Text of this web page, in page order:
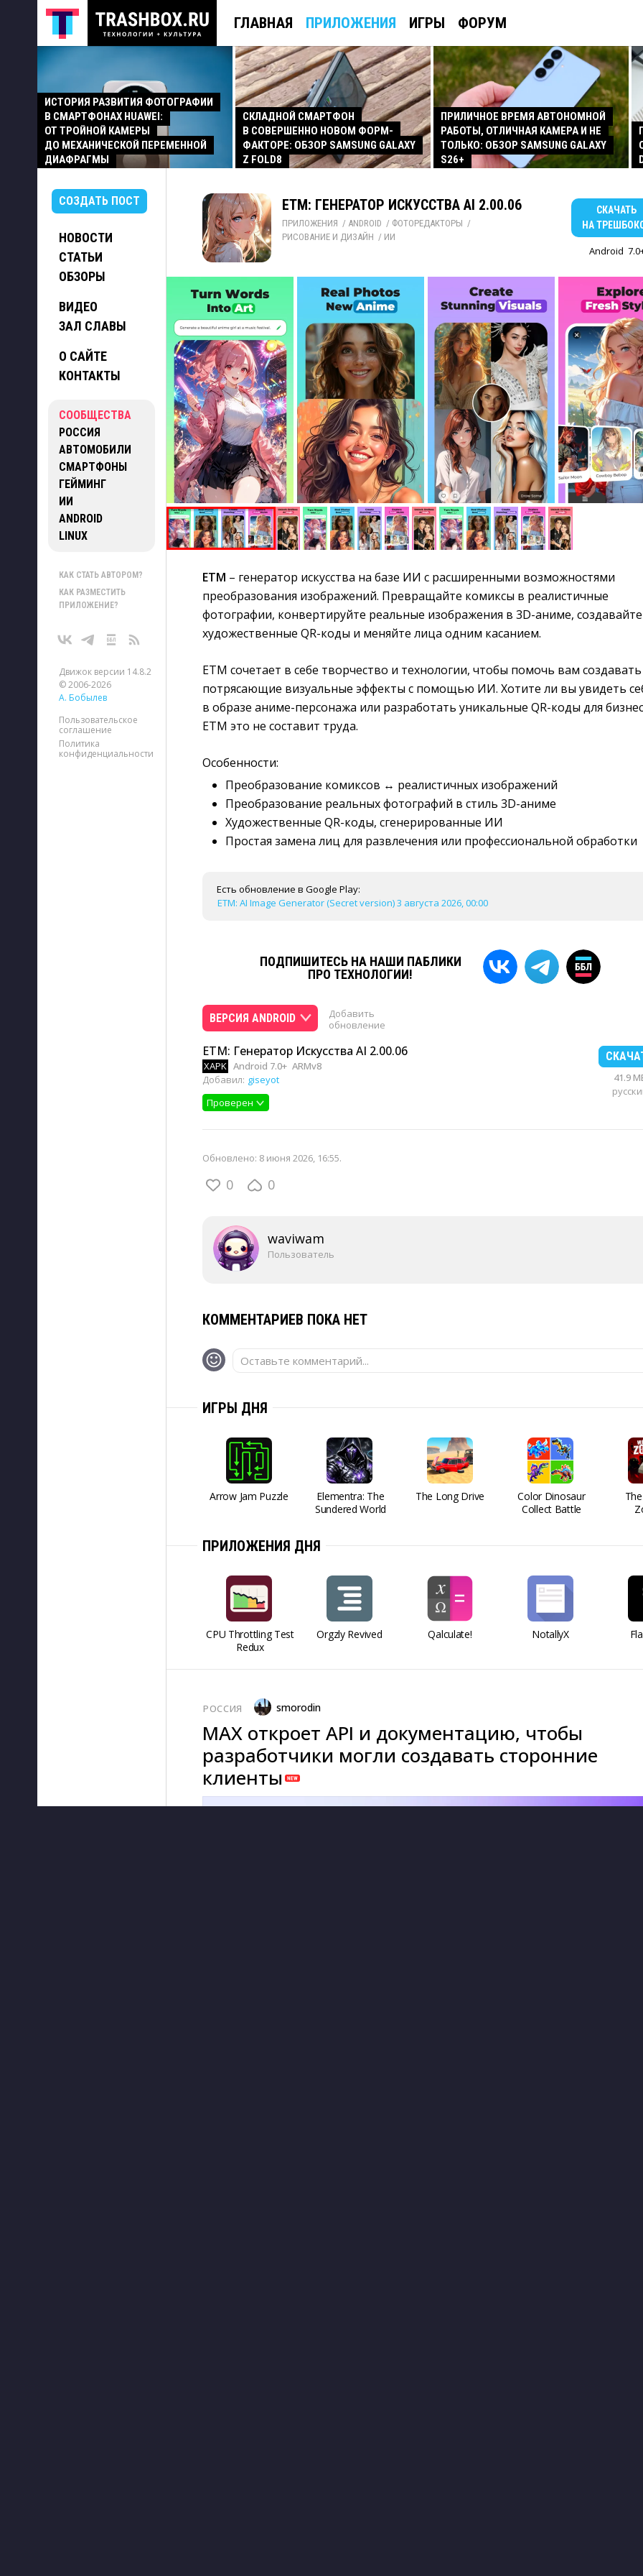
ГЛАВНАЯ ПРИЛОЖЕНИЯ ИГРЫ ФОРУМ
ИСТОРИЯ РАЗВИТИЯ ФОТОГРАФИИ
В СМАРТФОНАХ HUAWEI:
ОТ ТРОЙНОЙ КАМЕРЫ
ДО МЕХАНИЧЕСКОЙ ПЕРЕМЕННОЙ
ДИАФРАГМЫ
СКЛАДНОЙ СМАРТФОН
В СОВЕРШЕННО НОВОМ ФОРМ-
ФАКТОРЕ: ОБЗОР SAMSUNG GALAXY
Z FOLD8
ПРИЛИЧНОЕ ВРЕМЯ АВТОНОМНОЙ
РАБОТЫ, ОТЛИЧНАЯ КАМЕРА И НЕ
ТОЛЬКО: ОБЗОР SAMSUNG GALAXY
S26+
СОЗДАТЬ ПОСТ
НОВОСТИ
СТАТЬИ
ОБЗОРЫ
ВИДЕО
ЗАЛ СЛАВЫ
О САЙТЕ
КОНТАКТЫ
СООБЩЕСТВА
РОССИЯ
АВТОМОБИЛИ
СМАРТФОНЫ
ГЕЙМИНГ
ИИ
ANDROID
LINUX
КАК СТАТЬ АВТОРОМ?
КАК РАЗМЕСТИТЬ
ПРИЛОЖЕНИЕ?
Движок версии 14.8.2
© 2006-2026
А. Бобылев
Пользовательское
соглашение
Политика
конфиденциальности
ETM: ГЕНЕРАТОР ИСКУССТВА AI 2.00.06
ПРИЛОЖЕНИЯ / ANDROID / ФОТОРЕДАКТОРЫ /
РИСОВАНИЕ И ДИЗАЙН / ИИ
СКАЧАТЬ
НА
Android
ETM – генератор искусства на базе ИИ с расширенными возможностями
преобразования изображений. Превращайте комиксы в реалистичные
фотографии, конвертируйте реальные изображения в 3D-аниме, создавайте
художественные QR-коды и меняйте лица одним касанием.
ETM сочетает в себе творчество и технологии, чтобы помочь вам создавать
потрясающие визуальные эффекты с помощью ИИ. Хотите ли вы увидеть
в образе аниме-персонажа или разработать уникальные QR-коды для
ETM это не составит труда.
Особенности:
Преобразование комиксов ↔ реалистичных изображений
Преобразование реальных фотографий в стиль 3D-аниме
Художественные QR-коды, сгенерированные ИИ
Простая замена лиц для развлечения или профессиональной обработки
Есть обновление в Google Play:
ETM: AI Image Generator (Secret version) 3 августа 2026, 00:00
ПОДПИШИТЕСЬ НА НАШИ ПАБЛИКИ
ПРО ТЕХНОЛОГИИ!
ВЕРСИЯ ANDROID
Добавить
обновление
ETM: Генератор Искусства AI 2.00.06
XAPK Android 7.0+ ARMv8
Добавил: giseyot
Проверен
41.9
Обновлено: 8 июня 2026, 16:55.
0 0
waviwam
Пользователь
КОММЕНТАРИЕВ ПОКА НЕТ
Оставьте комментарий...
ИГРЫ ДНЯ
Arrow Jam Puzzle
Elementra: The
Sundered World
The Long Drive
Color Dinosaur
Collect Battle
ПРИЛОЖЕНИЯ ДНЯ
CPU Throttling Test
Redux
Orgzly Revived Qalculate! NotallyX
РОССИЯ smorodin
MAX откроет API и документацию, чтобы
разработчики могли создавать сторонние
клиенты